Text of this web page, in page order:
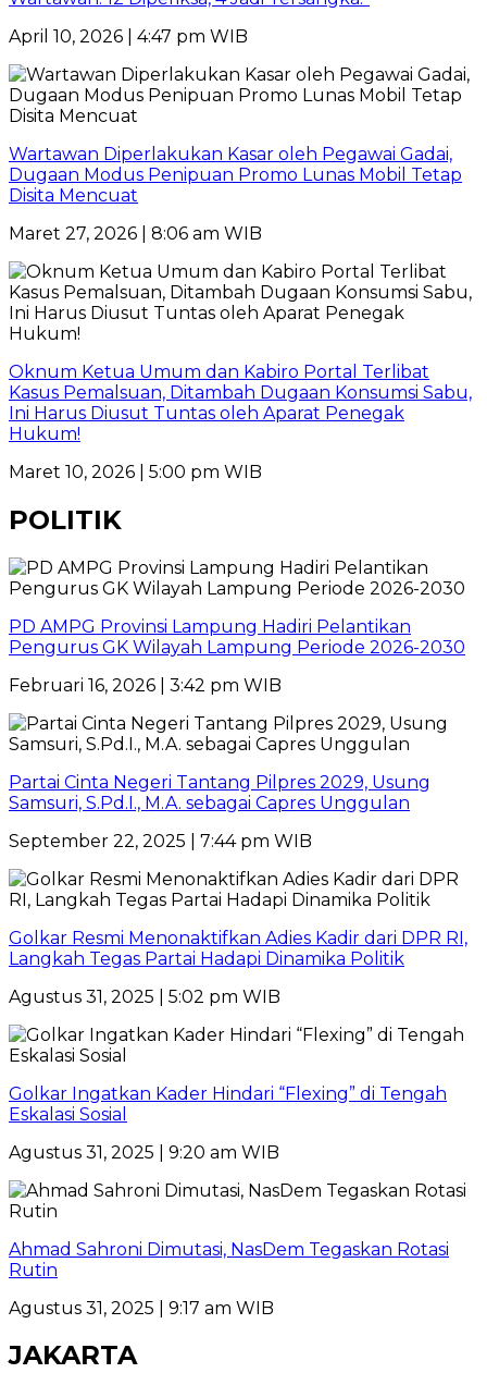
April 10, 2026 | 4:47 pm WIB
Wartawan Diperlakukan Kasar oleh Pegawai Gadai,
Dugaan Modus Penipuan Promo Lunas Mobil Tetap
Disita Mencuat
Maret 27, 2026 | 8:06 am WIB
Oknum Ketua Umum dan Kabiro Portal Terlibat
Kasus Pemalsuan, Ditambah Dugaan Konsumsi Sabu,
Ini Harus Diusut Tuntas oleh Aparat Penegak
Hukum!
Maret 10, 2026 | 5:00 pm WIB
POLITIK
PD AMPG Provinsi Lampung Hadiri Pelantikan
Pengurus GK Wilayah Lampung Periode 2026-2030
Februari 16, 2026 | 3:42 pm WIB
Partai Cinta Negeri Tantang Pilpres 2029, Usung
Samsuri, S.Pd.I., M.A. sebagai Capres Unggulan
September 22, 2025 | 7:44 pm WIB
Golkar Resmi Menonaktifkan Adies Kadir dari DPR RI,
Langkah Tegas Partai Hadapi Dinamika Politik
Agustus 31, 2025 | 5:02 pm WIB
Golkar Ingatkan Kader Hindari “Flexing” di Tengah
Eskalasi Sosial
Agustus 31, 2025 | 9:20 am WIB
Ahmad Sahroni Dimutasi, NasDem Tegaskan Rotasi
Rutin
Agustus 31, 2025 | 9:17 am WIB
JAKARTA